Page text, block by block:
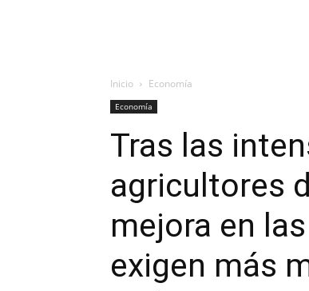
Inicio Economía
Economía
Tras las
agricultores
mejora en
exigen más